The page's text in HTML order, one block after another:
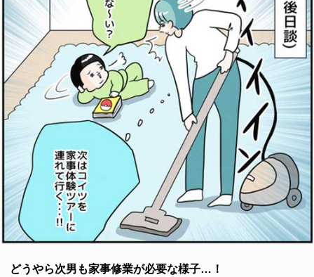
どうやら次男も家事修業が必要な様子…！